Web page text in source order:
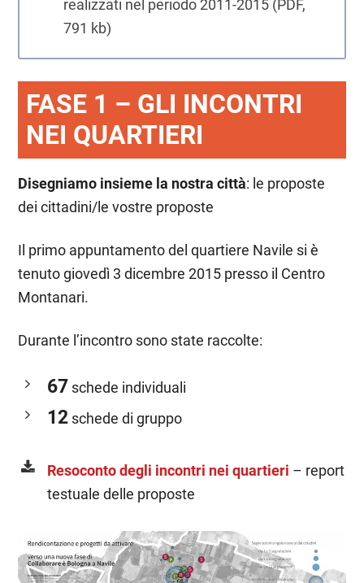
realizzati nel periodo 2011-2015 (PDF,
791 kb)
FASE 1 – GLI INCONTRI
NEI QUARTIERI
Disegniamo insieme la nostra città: le proposte
dei cittadini/le vostre proposte
Il primo appuntamento del quartiere Navile si è
tenuto giovedì 3 dicembre 2015 presso il Centro
Montanari.
Durante l’incontro sono state raccolte:
67 schede individuali
12 schede di gruppo
Resoconto degli incontri nei quartieri – report
testuale delle proposte